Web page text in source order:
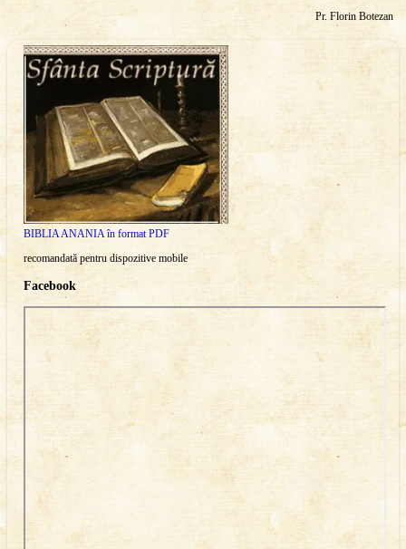
Pr. Florin Botezan
BIBLIA ANANIA în format PDF
recomandată pentru dispozitive mobile
Facebook